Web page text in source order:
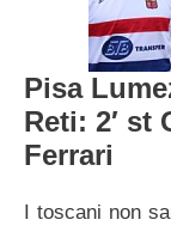
Pisa
Reti: 2′ st
Ferrari
I toscani non